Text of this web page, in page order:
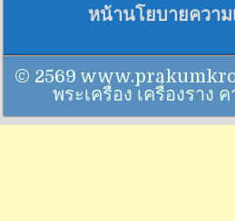
หน้านโยบายควา
© 2569
พระเครื่อง เครื่องราง